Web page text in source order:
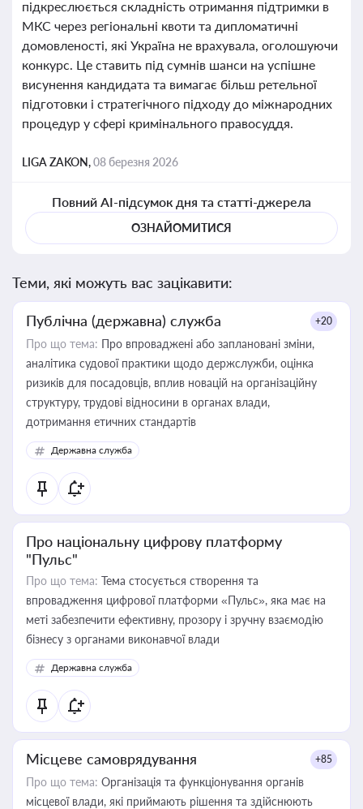
підкреслюється складність отримання підтримки в
МКС через регіональні квоти та дипломатичні
домовленості, які Україна не врахувала, оголошуючи
конкурс. Це ставить під сумнів шанси на успішне
висунення кандидата та вимагає більш ретельної
підготовки і стратегічного підходу до міжнародних
процедур у сфері кримінального правосуддя.
LIGA ZAKON,08 березня 2026
Повний AI-підсумок дня та статті-джерела
ОЗНАЙОМИТИСЯ
Теми, які можуть вас зацікавити:
Публічна (державна) служба +20
Про що тема: Про впроваджені або заплановані зміни,
аналітика судової практики щодо держслужби, оцінка
ризиків для посадовців, вплив новацій на організаційну
структуру, трудові відносини в органах влади,
дотримання етичних стандартів
Державна служба
Про національну цифрову платформу
"Пульс"
Про що тема: Тема стосується створення та
впровадження цифрової платформи «Пульс», яка має на
меті забезпечити ефективну, прозору і зручну взаємодію
бізнесу з органами виконавчої влади
Державна служба
Місцеве самоврядування +85
Про що тема: Організація та функціонування органів
місцевої влади, які приймають рішення та здійснюють